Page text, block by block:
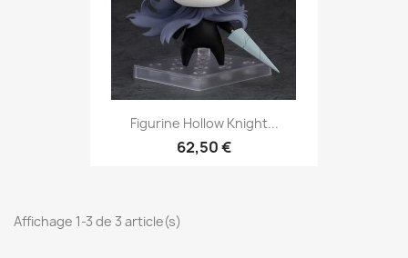
Figurine Hollow Knight...
62,50 €
Affichage 1-3 de 3 article(s)